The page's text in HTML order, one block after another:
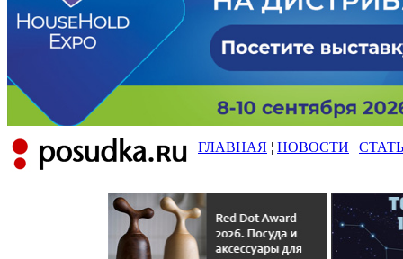
ГЛАВНАЯ ¦ НОВОСТИ ¦